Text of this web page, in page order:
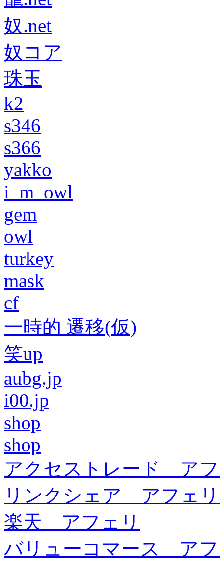
奴.net
奴コア
珠玉
k2
s346
s366
yakko
i_m_owl
gem
owl
turkey
mask
cf
一時的 遷移(仮)
笑up
aubg.jp
i00.jp
shop
shop
アクセストレード ア
リンクシェア アフェリ
楽天 アフェリ
バリューコマース ア